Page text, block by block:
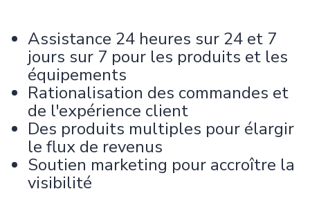
Assistance 24 heures sur 24 et 7
jours sur 7 pour les produits et les
équipements
Rationalisation des commandes et
de l'expérience client
Des produits multiples pour élargir
le flux de revenus
Soutien marketing pour accroître la
visibilité